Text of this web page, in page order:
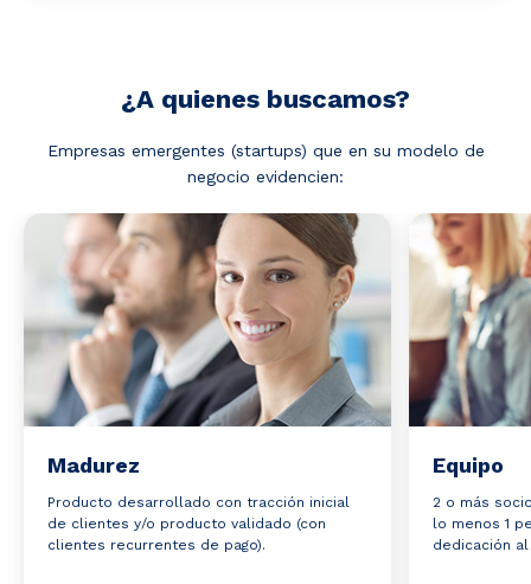
¿A quienes buscamos?
Empresas emergentes (startups) que en su modelo de
negocio evidencien:
Madurez
Producto desarrollado con tracción inicial
de clientes y/o producto validado (con
clientes recurrentes de pago).
Equipo
2 o más
lo menos 1
dedicación al